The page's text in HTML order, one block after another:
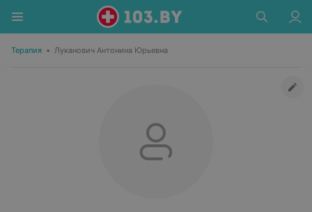
Терапия • Луканович Антонина Юрьевна